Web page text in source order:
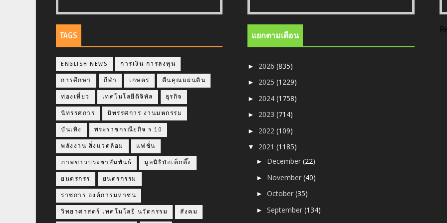
TAGS
ENGLISH NEWS การเงิน การลงทุน
การศึกษา กีฬา เกษตร คืนคุณแผ่นดิน
ท่องเที่ยว เทคโนโลยีดิจิทัล ธุรกิจ
นิทรรศการ นิทรรศการ งานมหกรรม
บันเทิง พระราชกรณียกิจ ร.10
พลังงาน สิ่งแวดล้อม แฟชั่น
ภาพข่าวประชาสัมพันธ์ มูลนิธิป่อเต็กตึ๊ง
ยนตรกรร ยนตรกรรม
ราชการ องค์การมหาชน
วิทยาศาสตร์ เทคโนโลยี นวัตกรรม สังคม
แยกตามเดือน
► 2026(835)
► 2025(1229)
► 2024(1758)
► 2023(714)
► 2022(109)
▼ 2021(1185)
► December(22)
► November(40)
►October(35)
►September(134)